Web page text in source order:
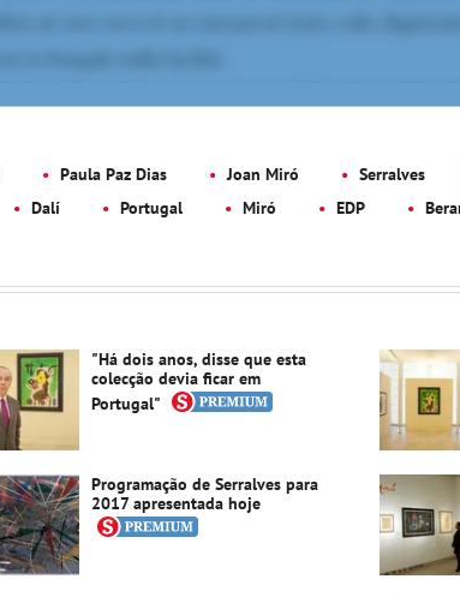
Paula Paz Dias Joan Miró Serralves
Dalí Portugal Miró EDP
"Há dois anos, disse que esta
colecção devia ficar em
Portugal"
Programação de Serralves para
2017 apresentada hoje